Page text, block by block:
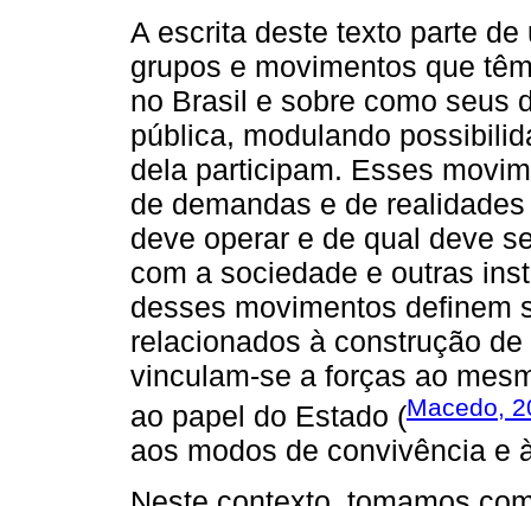
A escrita deste texto parte
grupos e movimentos que
no Brasil e sobre como seus
pública, modulando
dela participam. Esses
de demandas e de
deve operar e de qual deve
com a sociedade e outras
desses movimentos definem
relacionados à construção
vinculam-se a forças ao
ao papel do Estado (Macedo,
aos modos de convivência e